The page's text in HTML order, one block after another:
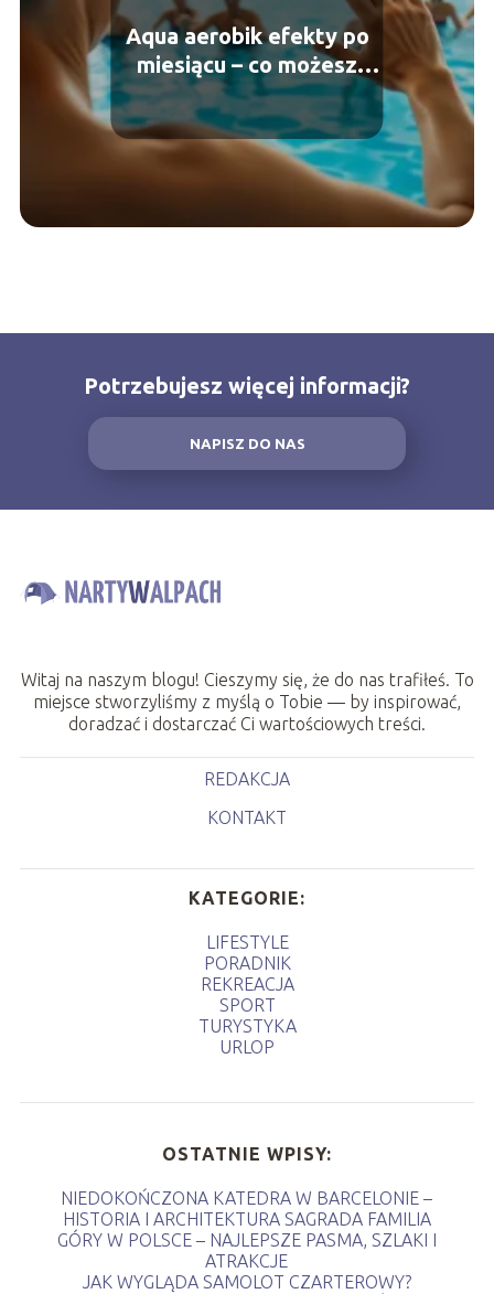
Aqua aerobik efekty po
miesiącu – co możesz
osiągnąć?
Potrzebujesz więcej informacji?
NAPISZ DO NAS
Witaj na naszym blogu! Cieszymy się, że do nas trafiłeś. To
miejsce stworzyliśmy z myślą o Tobie — by inspirować,
doradzać i dostarczać Ci wartościowych treści.
REDAKCJA
KONTAKT
KATEGORIE:
LIFESTYLE
PORADNIK
REKREACJA
SPORT
TURYSTYKA
URLOP
OSTATNIE WPISY:
NIEDOKOŃCZONA KATEDRA W BARCELONIE –
HISTORIA I ARCHITEKTURA SAGRADA FAMILIA
GÓRY W POLSCE – NAJLEPSZE PASMA, SZLAKI I
ATRAKCJE
JAK WYGLĄDA SAMOLOT CZARTEROWY?